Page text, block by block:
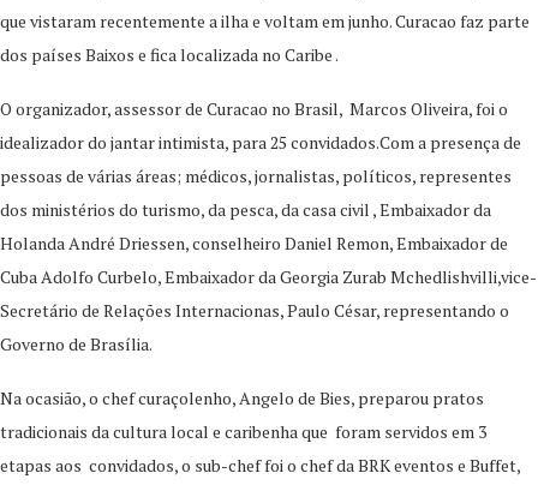
que vistaram recentemente a ilha e voltam em junho. Curacao faz parte
dos países Baixos e fica localizada no Caribe .
O organizador, assessor de Curacao no Brasil, Marcos Oliveira, foi o
idealizador do jantar intimista, para 25 convidados.Com a presença de
pessoas de várias áreas; médicos, jornalistas, políticos, representes
dos ministérios do turismo, da pesca, da casa civil , Embaixador da
Holanda André Driessen, conselheiro Daniel Remon, Embaixador de
Cuba Adolfo Curbelo, Embaixador da Georgia Zurab Mchedlishvilli,vice-
Secretário de Relações Internacionas, Paulo César, representando o
Governo de Brasília.
Na ocasião, o chef curaçolenho, Angelo de Bies, preparou pratos
tradicionais da cultura local e caribenha que foram servidos em 3
etapas aos convidados, o sub-chef foi o chef da BRK eventos e Buffet,